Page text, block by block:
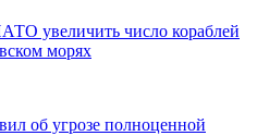
увеличить число кораблей
морях
об угрозе полноценной